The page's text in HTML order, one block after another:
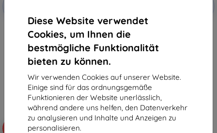
Diese Website verwendet
Cookies, um Ihnen die
bestmögliche Funktionalität
bieten zu können.
Wir verwenden Cookies auf unserer Website.
Einige sind für das ordnungsgemäße
Funktionieren der Website unerlässlich,
während andere uns helfen, den Datenverkehr
zu analysieren und Inhalte und Anzeigen zu
personalisieren.
TECH-PROTECT GLASS FIT+ 2-
PACK XIAOMI PAD 7 / 7 PRO / 8 /
8 PRO 11.2 CLEAR
(5906302339440)
16,90 €
15,21 €
Letztes Stück auf Lager
TECH-PROTECT SC PEN XIAOMI
PAD 7 / 7 PRO / 8 / 8 PRO 11.2
BLACK (5906302339457)
22,90 €
Letztes Stück auf Lager